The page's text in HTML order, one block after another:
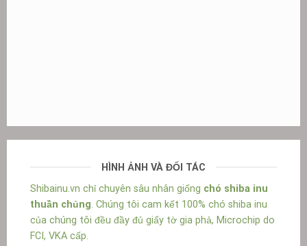
HÌNH ẢNH VÀ ĐỐI TÁC
Shibainu.vn chỉ chuyên sâu nhân giống chó shiba inu
thuần chủng. Chúng tôi cam kết 100% chó shiba inu
của chúng tôi đều đầy đủ giấy tờ gia phả, Microchip do
FCI, VKA cấp.